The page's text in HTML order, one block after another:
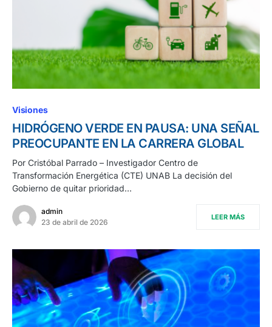
Visiones
HIDRÓGENO VERDE EN PAUSA: UNA SEÑAL
PREOCUPANTE EN LA CARRERA GLOBAL
Por Cristóbal Parrado – Investigador Centro de
Transformación Energética (CTE) UNAB La decisión del
Gobierno de quitar prioridad…
admin
23 de abril de 2026
LEER MÁS